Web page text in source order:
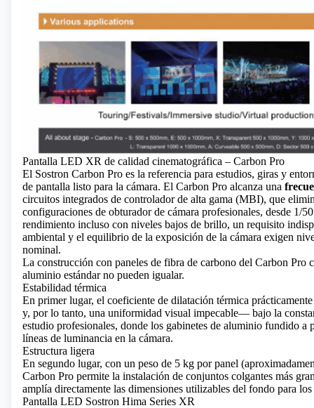
Pantalla LED XR de calidad cinematográfica – Carbon Pro
El Sostron Carbon Pro es la referencia para estudios, giras y
de pantalla listo para la cámara. El Carbon Pro alcanza una
circuitos integrados de controlador de alta gama (MBI), que
configuraciones de obturador de cámara profesionales, desde 1/
rendimiento incluso con niveles bajos de brillo, un requisito
ambiental y el equilibrio de la exposición de la cámara exigen
nominal.
La construcción con paneles de fibra de carbono del Carbon
aluminio estándar no pueden igualar.
Estabilidad térmica
En primer lugar, el coeficiente de dilatación térmica
y, por lo tanto, una uniformidad visual impecable— bajo la
estudio profesionales, donde los gabinetes de aluminio fundido a
líneas de luminancia en la cámara.
Estructura ligera
En segundo lugar, con un peso de 5 kg por panel
Carbon Pro permite la instalación de conjuntos colgantes más
amplía directamente las dimensiones utilizables del fondo para
Pantalla LED Sostron Hima Series XR